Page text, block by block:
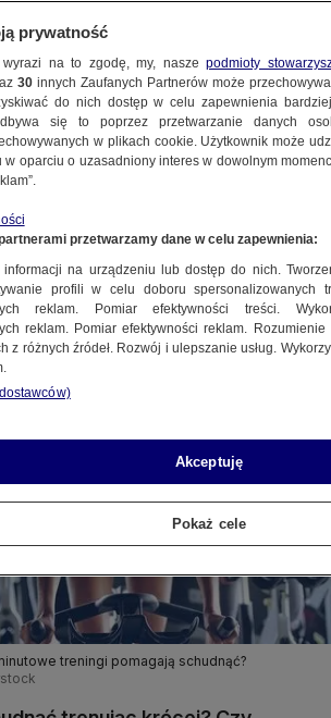
treningi pomagają schudnąć?
prywatność
wyrazi na to zgodę, my, naszepodmioty
30 innych Zaufanych Partnerów może
do nich dostęp w celu zapewnienia
się to poprzez przetwarzanie danych
w plikach cookie. Użytkownik może
w oparciu o uzasadniony interes w dowolnym
przetwarzamy dane w celu zapewnienia:
informacji na urządzeniu lub dostęp do nich.
profili w celu doboru spersonalizowanych
reklam. Pomiar efektywności treści.
reklam. Pomiar efektywności reklam.
z różnych źródeł. Rozwój i ulepszanie usług.
Akceptuję
Pokaż cele